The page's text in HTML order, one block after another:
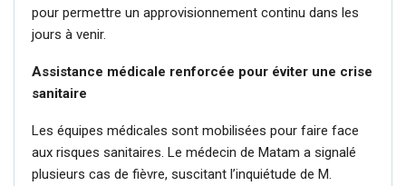
pour permettre un approvisionnement continu dans les
jours à venir.
Assistance médicale renforcée pour éviter une crise
sanitaire
Les équipes médicales sont mobilisées pour faire face
aux risques sanitaires. Le médecin de Matam a signalé
plusieurs cas de fièvre, suscitant l’inquiétude de M.